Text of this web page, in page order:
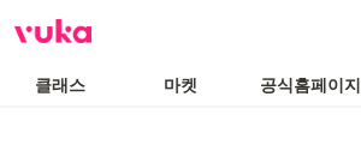
클래스 마켓 공식홈페이지